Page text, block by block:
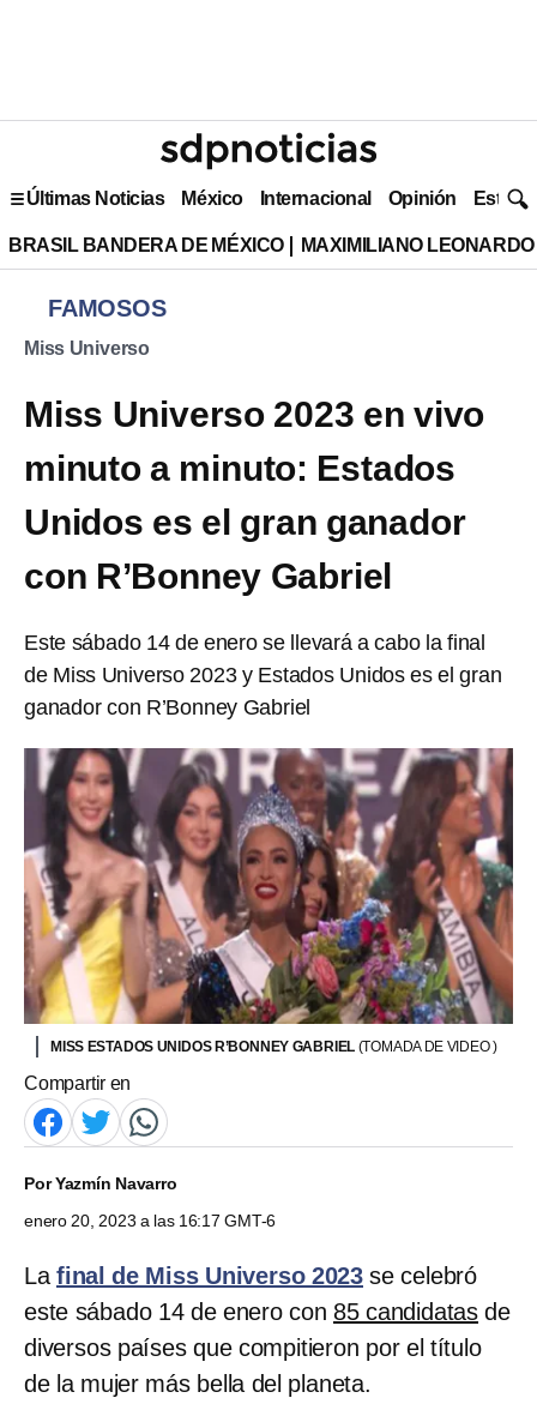
Últimas Noticias México Internacional Opinión Estilo
BRASIL BANDERA DE MÉXICO MAXIMILIANO
FAMOSOS
Miss Universo
Miss Universo 2023 en vivo
minuto a minuto: Estados
Unidos es el gran ganador
con R’Bonney Gabriel
Este sábado 14 de enero se llevará a cabo la final
de Miss Universo 2023 y Estados Unidos es el gran
ganador con R’Bonney Gabriel
MISS ESTADOS UNIDOS R’BONNEY GABRIEL (TOMADA DE VIDEO )
Compartir en
PorYazmín Navarro
enero 20, 2023 a las 16:17 GMT-6
La final de Miss Universo 2023 se celebró
este sábado 14 de enero con 85 candidatas de
diversos países que compitieron por el título
de la mujer más bella del planeta.